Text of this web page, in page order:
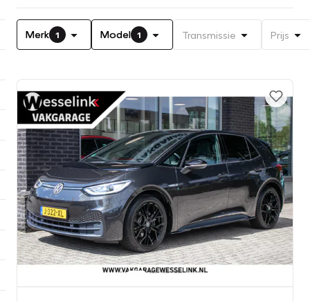
Merk 1 Model 1 Transmissie Prijs